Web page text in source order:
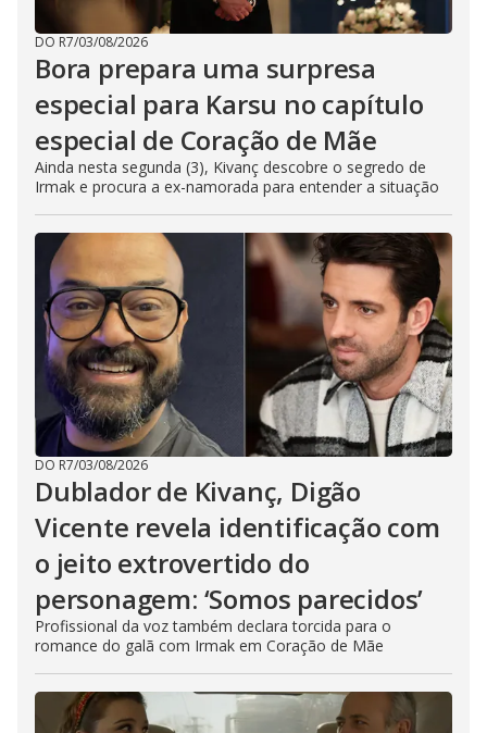
DO R7/03/08/2026
Bora prepara uma surpresa
especial para Karsu no capítulo
especial de Coração de Mãe
Ainda nesta segunda (3), Kivanç descobre o segredo de
Irmak e procura a ex-namorada para entender a situação
DO R7/03/08/2026
Dublador de Kivanç, Digão
Vicente revela identificação com
o jeito extrovertido do
personagem: ‘Somos parecidos’
Profissional da voz também declara torcida para o
romance do galã com Irmak em Coração de Mãe